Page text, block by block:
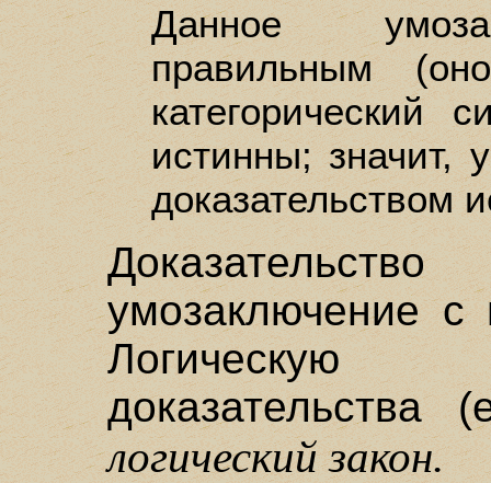
Данное
правильным
категорический
истинны; значит,
доказательством
умозаключение
Логическую
доказательства
логический закон.